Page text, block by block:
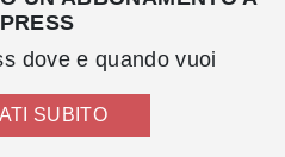
dove e quando vuoi
SUBITO